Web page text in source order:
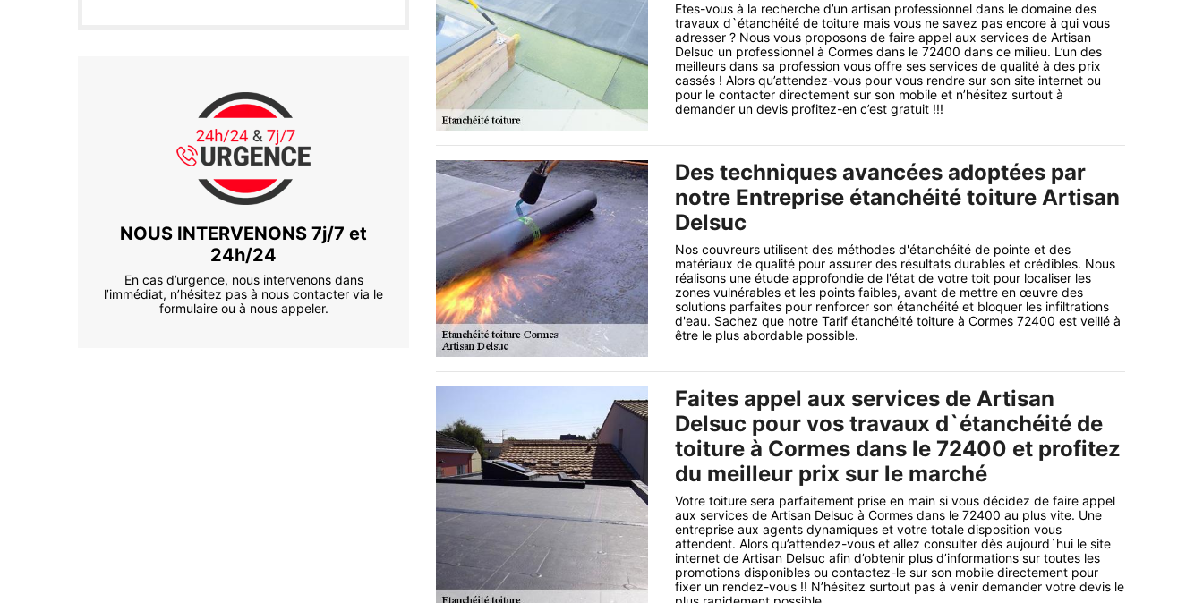
NOUS INTERVENONS 7j/7 et
24h/24
En cas d’urgence, nous intervenons dans
l’immédiat, n’hésitez pas à nous contacter via le
formulaire ou à nous appeler.
Etes-vous à la recherche d’un artisan professionnel dans le domaine des
travaux d`étanchéité de toiture mais vous ne savez pas encore à qui vous
adresser ? Nous vous proposons de faire appel aux services de Artisan
Delsuc un professionnel à Cormes dans le 72400 dans ce milieu. L’un des
meilleurs dans sa profession vous offre ses services de qualité à des prix
cassés ! Alors qu’attendez-vous pour vous rendre sur son site internet ou
pour le contacter directement sur son mobile et n’hésitez surtout à
demander un devis profitez-en c’est gratuit !!!
Des techniques avancées adoptées par
notre Entreprise étanchéité toiture Artisan
Delsuc
Nos couvreurs utilisent des méthodes d'étanchéité de pointe et des
matériaux de qualité pour assurer des résultats durables et crédibles. Nous
réalisons une étude approfondie de l'état de votre toit pour localiser les
zones vulnérables et les points faibles, avant de mettre en œuvre des
solutions parfaites pour renforcer son étanchéité et bloquer les infiltrations
d'eau. Sachez que notre Tarif étanchéité toiture à Cormes 72400 est veillé à
être le plus abordable possible.
Faites appel aux services de Artisan
Delsuc pour vos travaux d`étanchéité de
toiture à Cormes dans le 72400 et profitez
du meilleur prix sur le marché
Votre toiture sera parfaitement prise en main si vous décidez de faire appel
aux services de Artisan Delsuc à Cormes dans le 72400 au plus vite. Une
entreprise aux agents dynamiques et votre totale disposition vous
attendent. Alors qu’attendez-vous et allez consulter dès aujourd`hui le site
internet de Artisan Delsuc afin d’obtenir plus d’informations sur toutes les
promotions disponibles ou contactez-le sur son mobile directement pour
fixer un rendez-vous !! N’hésitez surtout pas à venir demander votre devis le